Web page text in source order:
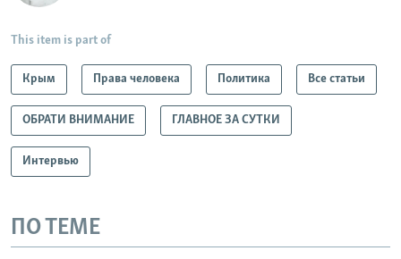
This item is part of
Крым Права человека Политика Все статьи
ОБРАТИ ВНИМАНИЕ ГЛАВНОЕ ЗА СУТКИ
Интервью
ПО ТЕМЕ